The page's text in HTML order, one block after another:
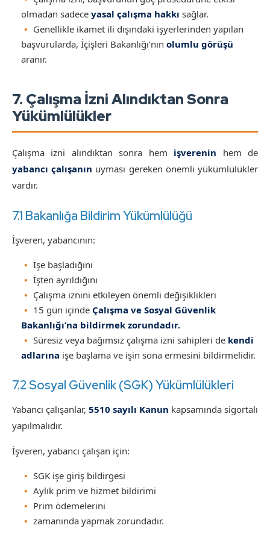
olmadan sadece yasal çalışma hakkı sağlar.
Genellikle ikamet ili dışındaki işyerlerinden yapılan
başvurularda, İçişleri Bakanlığı’nın olumlu görüşü
aranır.
7. Çalışma İzni Alındıktan Sonra
Yükümlülükler
Çalışma izni alındıktan sonra hem işverenin hem de
yabancı çalışanın uyması gereken önemli yükümlülükler
vardır.
7.1 Bakanlığa Bildirim Yükümlülüğü
İşveren, yabancının:
İşe başladığını
İşten ayrıldığını
Çalışma iznini etkileyen önemli değişiklikleri
15 gün içinde Çalışma ve Sosyal Güvenlik
Bakanlığı’na bildirmek zorundadır.
Süresiz veya bağımsız çalışma izni sahipleri de kendi
adlarına işe başlama ve işin sona ermesini bildirmelidir.
7.2 Sosyal Güvenlik (SGK) Yükümlülükleri
Yabancı çalışanlar, 5510 sayılı Kanun kapsamında sigortalı
yapılmalıdır.
İşveren, yabancı çalışan için:
SGK işe giriş bildirgesi
Aylık prim ve hizmet bildirimi
Prim ödemelerini
zamanında yapmak zorundadır.